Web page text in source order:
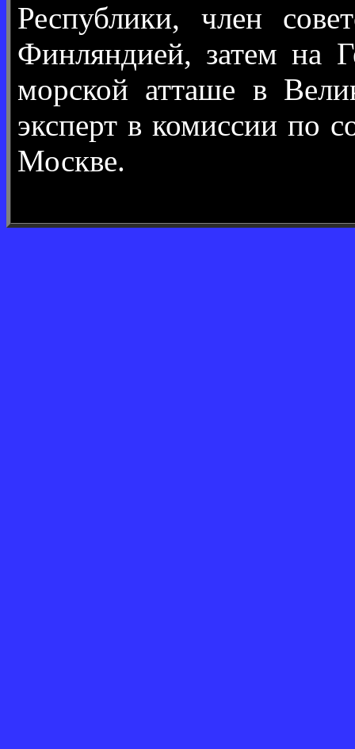
Республики, член
Финляндией, затем на
морской атташе в
эксперт в комиссии по
Москве.